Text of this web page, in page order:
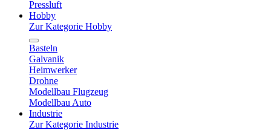
Pressluft
Hobby
Zur Kategorie Hobby
Basteln
Galvanik
Heimwerker
Drohne
Modellbau Flugzeug
Modellbau Auto
Industrie
Zur Kategorie Industrie